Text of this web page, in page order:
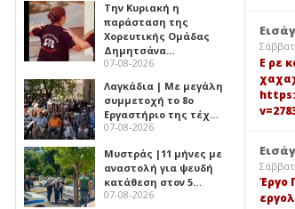
Την Κυριακή η
παράσταση της
Χορευτικής Ομάδας
Δημητσάνα…
07-08-2026
Λαγκάδια | Με μεγάλη
συμμετοχή το 8ο
Εργαστήριο της τέχ…
07-08-2026
Μυστράς |11 μήνες με
αναστολή για ψευδή
κατάθεση στον 5…
07-08-2026
Ε ρε
Έργο